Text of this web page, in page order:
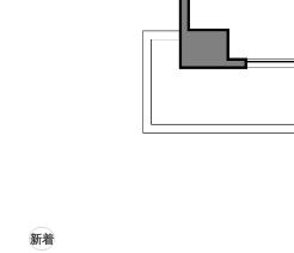
新着